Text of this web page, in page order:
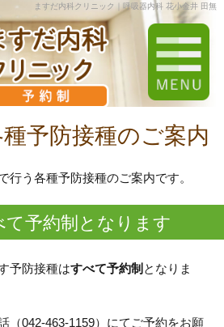
ますだ内科クリニック｜呼吸器内科 花小金井 田無
予防接種のご案内
行う各種予防接種のご案内です。
て予約制となります
予防接種はすべて予約制 となりま
（042-463-1159）にてご予約をお願